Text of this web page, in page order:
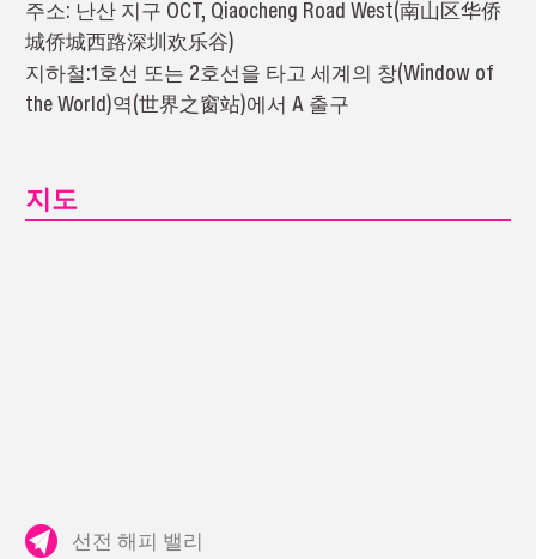
주소: 난산 지구 OCT, Qiaocheng Road West(南山区华侨
城侨城西路深圳欢乐谷)
지하철:1호선 또는 2호선을 타고 세계의 창(Window of
the World)역(世界之窗站)에서 A 출구
지도
선전 해피 밸리